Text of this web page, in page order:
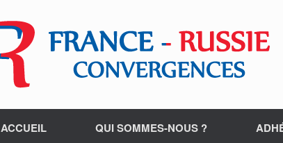
ACCUEIL QUI SOMMES-NOUS ?